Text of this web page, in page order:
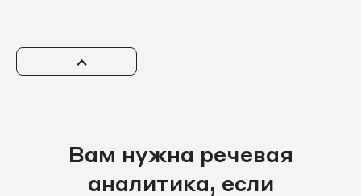
Вам нужна речевая
аналитика, если